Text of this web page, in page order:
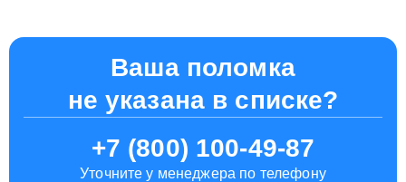
Ваша поломка
не указана в списке?
+7 (800) 100-49-87
Уточните у менеджера по телефону